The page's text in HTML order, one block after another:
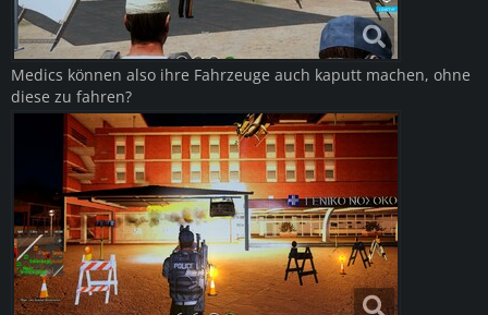
Medics können also ihre Fahrzeuge auch kaputt machen, ohne
diese zu fahren?